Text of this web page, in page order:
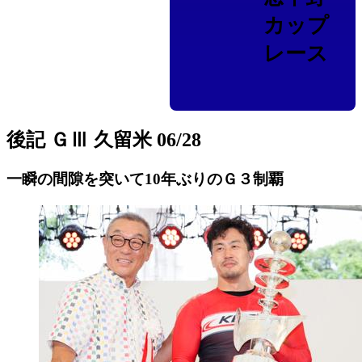
カップ
レース
後記 ＧⅢ 久留米 06/28
一瞬の間隙を突いて10年ぶりのＧ３制覇